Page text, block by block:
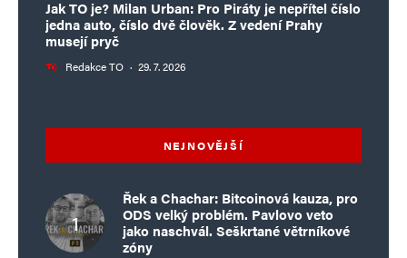
Jak TO je? Milan Urban: Pro Piráty je nepřítel číslo
jedna auto, číslo dvě člověk. Z vedení Prahy
musejí pryč
Redakce TO · 29. 7. 2026
NEJNOVĚJŠÍ
Řek a Chachar: Bitcoinová kauza, pro
ODS velký problém. Pavlovo veto
jako naschvál. Seškrtané větrníkové
zóny